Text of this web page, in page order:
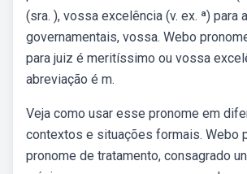
(sra. ), vossa excelência (v. ex. ª) para
governamentais, vossa. Webo
para juiz é meritíssimo ou vossa
abreviação é m.
Veja como usar esse pronome em
contextos e situações formais. Webo
pronome de tratamento, consagrado